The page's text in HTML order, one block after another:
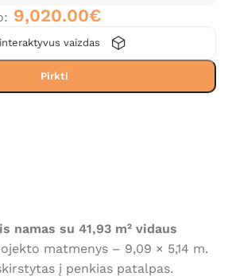
9,020.00€
Pirkti
vaizdas
namas su 41,93 m² vidaus
matmenys – 9,09 × 5,14 m.
į penkias patalpas.